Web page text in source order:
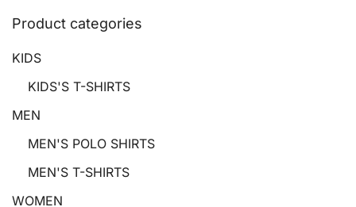
Product categories
KIDS
KIDS'S T-SHIRTS
MEN
MEN'S POLO SHIRTS
MEN'S T-SHIRTS
WOMEN